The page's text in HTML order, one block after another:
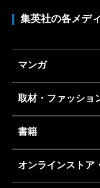
集英社の各メデ
マンガ
取材・ファッショ
書籍
オンラインストア